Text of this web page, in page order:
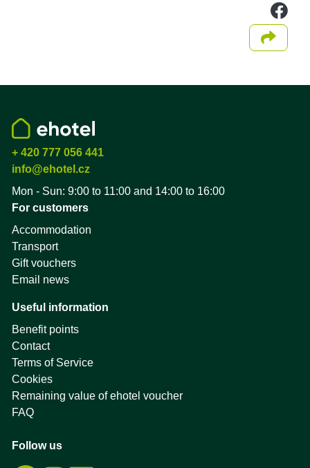
+ 420 777 056 441
info@ehotel.cz
Mon - Sun: 9:00 to 11:00 and 14:00 to 16:00
For customers
Accommodation
Transport
Gift vouchers
Email news
Useful information
Benefit points
Contact
Terms of Service
Cookies
Remaining value of ehotel voucher
FAQ
Follow us